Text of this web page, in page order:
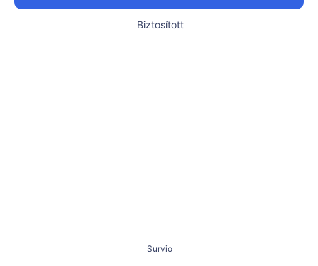
Biztosított
Survio